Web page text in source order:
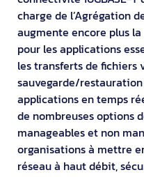
charge de l’Agrégation
augmente encore plus
pour les applications
les transferts de fichiers
sauvegarde/
applications en temps
de nombreuses options
manageables et non
organisations à mettre
réseau à haut débit,